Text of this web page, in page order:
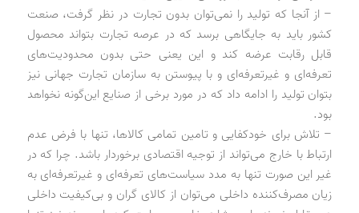
– از آنجا که تولید را نمی‌توان بدون تجارت در نظر گرفت، صنعت
کشور باید به جایگاهی برسد که در عرصه تجارت بتواند محصول
قابل رقابت عرضه کند و این یعنی حتی بدون محدودیت‌های
تعرفه‌ای و غیرتعرفه‌ای و با پیوستن به سازمان تجارت جهانی نیز
بتوان تولید را ادامه داد که در مورد برخی از صنایع این‌گونه نخواهد
بود.
– تلاش برای خودکفایی و تامین تمامی کالاها، تنها با فرض عدم
ارتباط با خارج می‌تواند از توجیه اقتصادی برخوردار باشد. چرا که در
غیر این صورت تنها به مدد سیاست‌های تعرفه‌ای و غیرتعرفه‌ای به
زیان مصرف‌کننده داخلی می‌توان از کالای گران و بی‌کیفیت داخلی